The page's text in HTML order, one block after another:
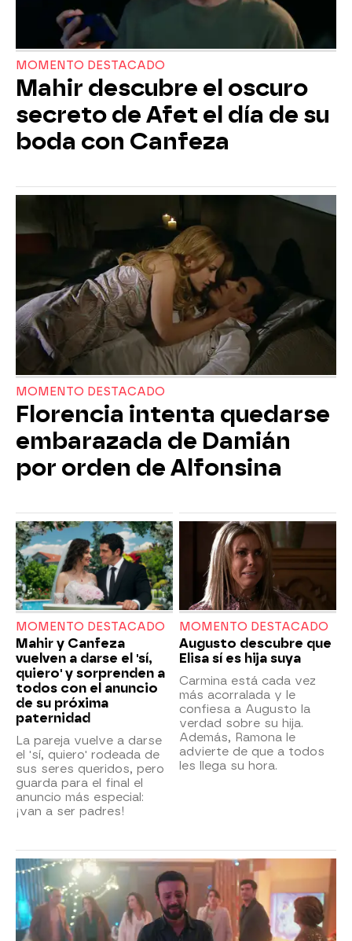
MOMENTO DESTACADO
Mahir descubre el oscuro
secreto de Afet el día de su
boda con Canfeza
MOMENTO DESTACADO
Florencia intenta quedarse
embarazada de Damián
por orden de Alfonsina
MOMENTO DESTACADO
Mahir y Canfeza
vuelven a darse el 'sí,
quiero' y sorprenden a
todos con el anuncio
de su próxima
paternidad
La pareja vuelve a darse
el 'sí, quiero' rodeada de
sus seres queridos, pero
guarda para el final el
anuncio más especial:
¡van a ser padres!
MOMENTO DESTACADO
Augusto descubre que
Elisa sí es hija suya
Carmina está cada vez
más acorralada y le
confiesa a Augusto la
verdad sobre su hija.
Además, Ramona le
advierte de que a todos
les llega su hora.